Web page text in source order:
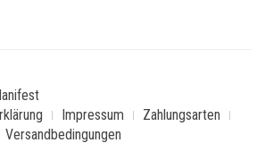
Impressum
Zahlungsarten
Versandbedingungen